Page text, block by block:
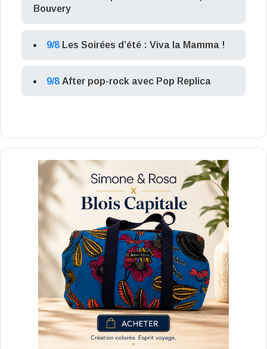
Bouvery
9/8 Les Soirées d’été : Viva la Mamma !
9/8 After pop-rock avec Pop Replica